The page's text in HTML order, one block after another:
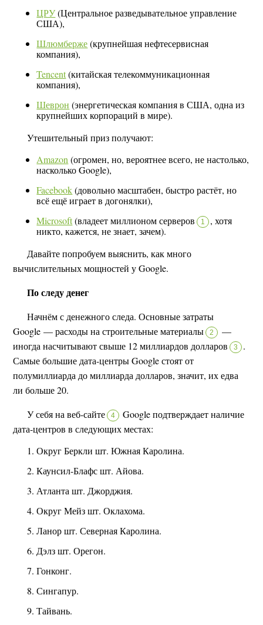
ЦРУ(Центральное разведывательное управление
США),
Шлюмберже(крупнейшая нефтесервисная
компания),
Tencent(китайская телекоммуникационная
компания),
Шеврон (энергетическая компания в США, одна из
крупнейших корпораций в мире).
Утешительный приз получают:
Amazon(огромен, но, вероятнее всего, не настолько,
насколько Google),
Facebook(довольно масштабен, быстро растёт, но
всё ещё играет в догонялки),
Microsoft(владеет миллионом серверов 1 , хотя
никто, кажется, не знает, зачем).
Давайте попробуем выяснить, как много
вычислительных мощностей у Google.
По следу денег
Начнём с денежного следа. Основные затраты
Google — расходы на строительные материалы
2
—
иногда насчитывают свыше 12 миллиардов долларов
3
.
Самые большие дата-центры Google стоят от
полумиллиарда до миллиарда долларов, значит, их едва
ли больше 20.
У себя на веб-сайте
4
Google подтверждает наличие
дата-центров в следующих местах:
Округ Беркли шт. Южная Каролина.
Каунсил-Блафс шт. Айова.
Атланта шт. Джорджия.
Округ Мейз шт. Оклахома.
Ланор шт. Северная Каролина.
Дэлз шт. Орегон.
Гонконг.
Сингапур.
Тайвань.